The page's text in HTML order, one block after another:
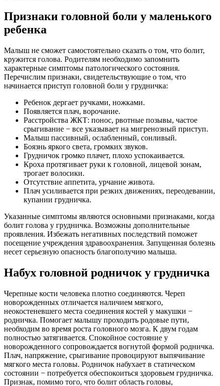
Признаки головной боли у маленького
ребенка
Малыш не сможет самостоятельно сказать о том, что болит,
кружится голова. Родителям необходимо запомнить
характерные симптомы патологического состояния.
Перечислим признаки, свидетельствующие о том, что
начинается приступ головной боли у грудничка:
Ребенок дергает ручками, ножками.
Появляется плач, ворочание.
Расстройства ЖКТ: понос, рвотные позывы, частое
срыгивание − все указывает на мигренозный приступ.
Малыш пассивный, ослабленный, сонливый.
Боязнь яркого света, громких звуков.
Грудничок громко плачет, плохо успокаивается.
Кроха протягивает руки к головной, лицевой зонам,
трогает волосики.
Отсутствие аппетита, урчание живота.
Плач усиливается при резких движениях, переодевании,
купании грудничка.
Указанные симптомы являются основными признаками, когда
болит голова у грудничка. Возможны дополнительные
проявления. Избежать негативных последствий поможет
посещение учреждения здравоохранения. Запущенная болезнь
несет серьезную опасность благополучию малыша.
Набух головной родничок у грудничка
Черепные кости человека плотно соединяются. Череп
новорожденных отличается наличием мягкого,
неокостеневшего места соединения костей у макушки −
родничка. Помогает малышу проходить родовые пути,
необходим во время роста головного мозга. К двум годам
полностью затягивается. Спокойное состояние у
новорожденного сопровождается вогнутой формой родничка.
Плач, напряжение, срыгивание провоцируют выпячивание
мягкого места головы. Родничок набухает в статическом
состоянии − потребуется обеспокоиться здоровьем грудничка.
Признак, помимо того, что болит область головы,